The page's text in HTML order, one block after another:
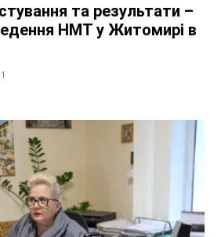
та результати –
НМТ у Житомирі в